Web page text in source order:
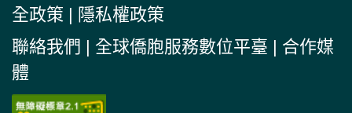
全政策 | 隱私權政策
聯絡我們 | 全球僑胞服務數位平臺 | 合作媒
體